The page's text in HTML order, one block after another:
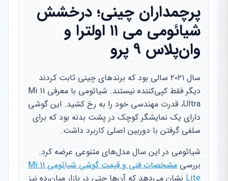
پرچمداران چینی؛ درخشش
شیائومی می ۱۱ اولترا و
وان‌پلاس ۹ پرو
سال ۲۰۲۱ سالی بود که برندهای چینی ثابت کردند
دیگر فقط کپی‌کننده نیستند. شیائومی با معرفی Mi 11
Ultra، قدرت مهندسی خود را به رخ کشید. این گوشی
دارای یک نمایشگر کوچک در پشت بدنه بود که برای
سلفی گرفتن با دوربین اصلی کاربرد داشت.
شیائومی در این سال مدل‌های متنوعی عرضه کرد.
بررسی
مشخصات فنی و قیمت گوشی شیائومی Mi 11
Lite نشان می‌دهد که آن‌ها حتی در بازار میان‌رده نیز